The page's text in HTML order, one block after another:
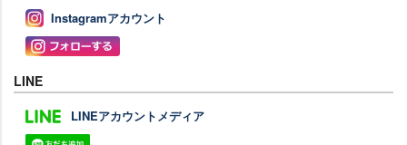
Instagramアカウント
LINE
LINEアカウントメディア